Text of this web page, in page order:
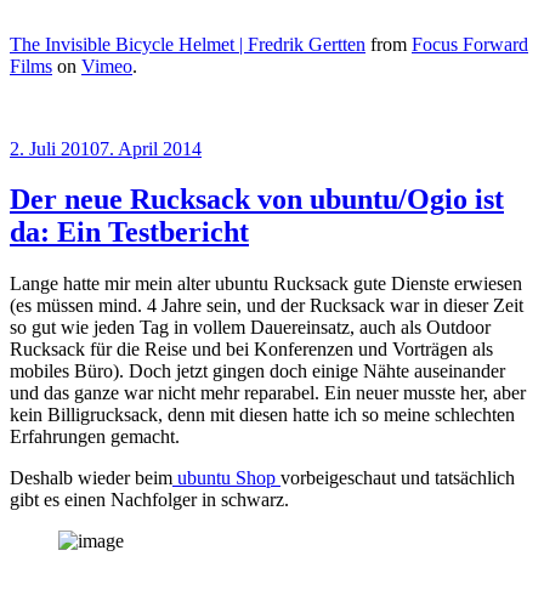
The Invisible Bicycle Helmet | Fredrik Gertten from Focus Forward
Films on Vimeo.
Veröffentlicht
2. Juli 20107. April 2014
Der neue Rucksack von ubuntu/Ogio ist
da: Ein Testbericht
Lange hatte mir mein alter ubuntu Rucksack gute Dienste erwiesen
(es müssen mind. 4 Jahre sein, und der Rucksack war in dieser Zeit
so gut wie jeden Tag in vollem Dauereinsatz, auch als Outdoor
Rucksack für die Reise und bei Konferenzen und Vorträgen als
mobiles Büro). Doch jetzt gingen doch einige Nähte auseinander
und das ganze war nicht mehr reparabel. Ein neuer musste her, aber
kein Billigrucksack, denn mit diesen hatte ich so meine schlechten
Erfahrungen gemacht.
Deshalb wieder beim ubuntu Shop vorbeigeschaut und tatsächlich
gibt es einen Nachfolger in schwarz.